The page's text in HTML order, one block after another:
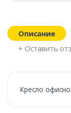
Описание
+ Оставить
Кресло